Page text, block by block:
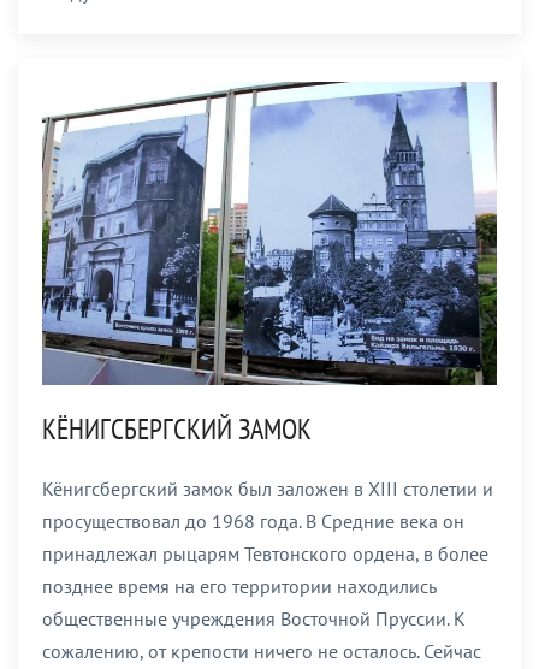
КЁНИГСБЕРГСКИЙ ЗАМОК
Кёнигсбергский замок был заложен в XIII столетии и
просуществовал до 1968 года. В Средние века он
принадлежал рыцарям Тевтонского ордена, в более
позднее время на его территории находились
общественные учреждения Восточной Пруссии. К
сожалению, от крепости ничего не осталось. Сейчас